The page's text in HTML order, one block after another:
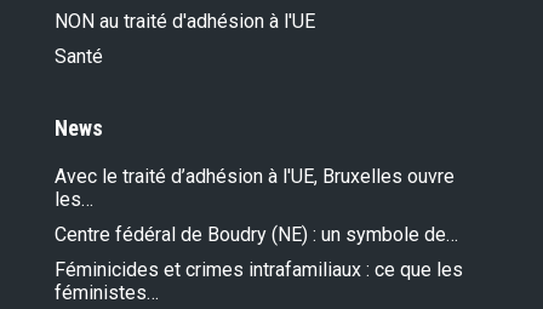
NON au traité d'adhésion à l'UE
Santé
News
Avec le traité d’adhésion à l'UE, Bruxelles ouvre
les…
Centre fédéral de Boudry (NE) : un symbole de…
Féminicides et crimes intrafamiliaux : ce que les
féministes…